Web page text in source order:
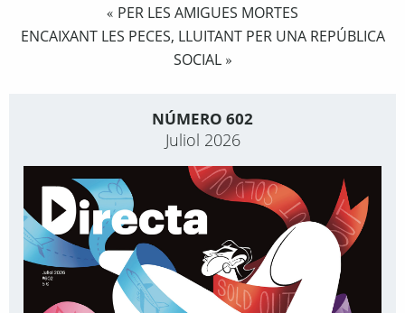
« PER LES AMIGUES MORTES
ENCAIXANT LES PECES, LLUITANT PER UNA REPÚBLICA
SOCIAL»
NÚMERO 602
Juliol 2026